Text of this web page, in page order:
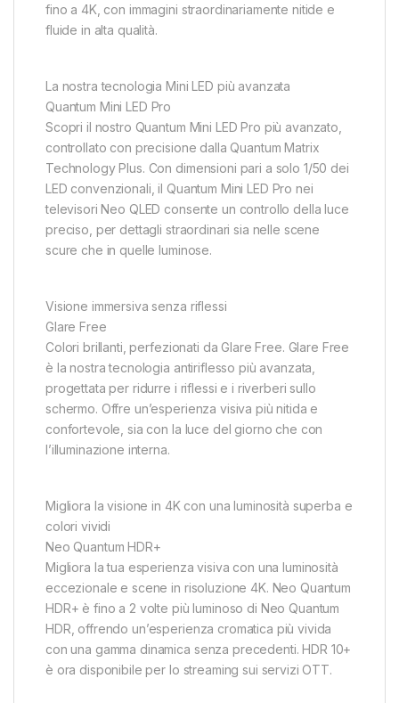
fino a 4K, con immagini straordinariamente nitide e
fluide in alta qualità.
La nostra tecnologia Mini LED più avanzata
Quantum Mini LED Pro
Scopri il nostro Quantum Mini LED Pro più avanzato,
controllato con precisione dalla Quantum Matrix
Technology Plus. Con dimensioni pari a solo 1/50 dei
LED convenzionali, il Quantum Mini LED Pro nei
televisori Neo QLED consente un controllo della luce
preciso, per dettagli straordinari sia nelle scene
scure che in quelle luminose.
Visione immersiva senza riflessi
Glare Free
Colori brillanti, perfezionati da Glare Free. Glare Free
è la nostra tecnologia antiriflesso più avanzata,
progettata per ridurre i riflessi e i riverberi sullo
schermo. Offre un’esperienza visiva più nitida e
confortevole, sia con la luce del giorno che con
l’illuminazione interna.
Migliora la visione in 4K con una luminosità superba e
colori vividi
Neo Quantum HDR+
Migliora la tua esperienza visiva con una luminosità
eccezionale e scene in risoluzione 4K. Neo Quantum
HDR+ è fino a 2 volte più luminoso di Neo Quantum
HDR, offrendo un’esperienza cromatica più vivida
con una gamma dinamica senza precedenti. HDR 10+
è ora disponibile per lo streaming sui servizi OTT.